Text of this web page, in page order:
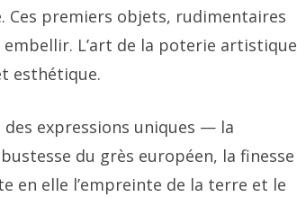
Ces premiers objets, rudimentaires
L’art de la poterie artistique
esthétique.
expressions uniques — la
du grès européen, la finesse
en elle l’empreinte de la terre et le